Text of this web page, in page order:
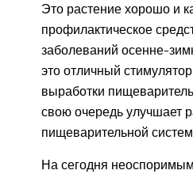
Это растение хорошо и
профилактическое
заболеваний осенне-
это отличный
выработки
свою очередь улучшает
пищеварительной
На сегодня